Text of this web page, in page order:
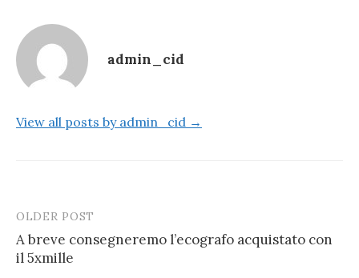
admin_cid
View all posts by admin_cid →
P
OLDER POST
A breve consegneremo l’ecografo acquistato con
il 5xmille